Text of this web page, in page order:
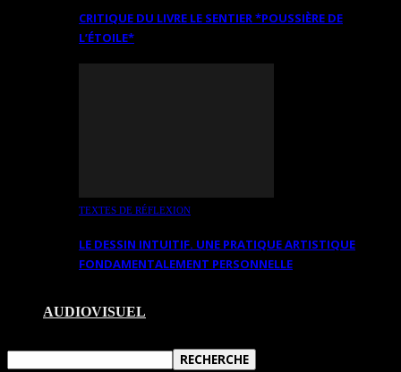
CRITIQUE DU LIVRE LE SENTIER *POUSSIÈRE DE
L’ÉTOILE*
TEXTES DE RÉFLEXION
LE DESSIN INTUITIF. UNE PRATIQUE ARTISTIQUE
FONDAMENTALEMENT PERSONNELLE
AUDIOVISUEL